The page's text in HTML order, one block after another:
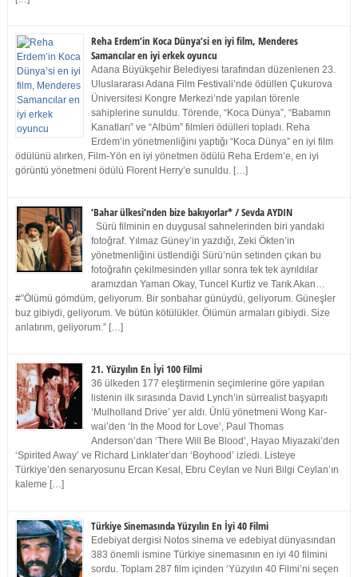
Reha Erdem’in Koca Dünya’si en iyi film, Menderes
Samancılar en iyi erkek oyuncu
Adana Büyükşehir Belediyesi tarafından düzenlenen 23.
Uluslararası Adana Film Festivali’nde ödüllen Çukurova
Üniversitesi Kongre Merkezi’nde yapılan törenle
sahiplerine sunuldu. Törende, “Koca Dünya”, “Babamın
Kanatları” ve “Albüm” filmleri ödülleri topladı. Reha
Erdem’in yönetmenliğini yaptığı “Koca Dünya” en iyi film
ödülünü alırken, Film-Yön en iyi yönetmen ödülü Reha Erdem’e, en iyi
görüntü yönetmeni ödülü Florent Herry’e sunuldu. […]
‘Bahar ülkesi’nden bize bakıyorlar* / Sevda AYDIN
Sürü filminin en duygusal sahnelerinden biri yandaki
fotoğraf. Yılmaz Güney’in yazdığı, Zeki Ökten’in
yönetmenliğini üstlendiği Sürü’nün setinden çıkan bu
fotoğrafın çekilmesinden yıllar sonra tek tek ayrıldılar
aramızdan Yaman Okay, Tuncel Kurtiz ve Tarık Akan…
#”Ölümü gömdüm, geliyorum. Bir sonbahar günüydü, geliyorum. Güneşler
buz gibiydi, geliyorum. Ve bütün kötülükler. Ölümün armaları gibiydi. Size
anlatırım, geliyorum.” […]
21. Yüzyılın En İyi 100 Filmi
36 ülkeden 177 eleştirmenin seçimlerine göre yapılan
listenin ilk sırasında David Lynch’in sürrealist başyapıtı
‘Mulholland Drive’ yer aldı. Ünlü yönetmeni Wong Kar-
wai’den ‘In the Mood for Love’, Paul Thomas
Anderson’dan ‘There Will Be Blood’, Hayao Miyazaki’den
‘Spirited Away’ ve Richard Linklater’dan ‘Boyhood’ izledi. Listeye
Türkiye’den senaryosunu Ercan Kesal, Ebru Ceylan ve Nuri Bilgi Ceylan’ın
kaleme […]
Türkiye Sinemasında Yüzyılın En İyi 40 Filmi
Edebiyat dergisi Notos sinema ve edebiyat dünyasından
383 önemli ismine Türkiye sinemasının en iyi 40 filmini
sordu. Toplam 287 film içinden ‘Yüzyılın 40 Filmi’ni seçen